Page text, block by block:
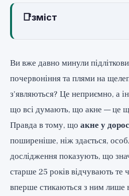
📑зміст
у жінок
Основні місцеві
працюють (🟢)
Як використовувати,
шкіру
Гормональне акне у
через лікаря (🟢)
Дієта та спосіб
відомо, чесно (🟡)
Ви вже давно минули
почервоніння та плями на
з'являються? Це неприємно, а
що всі думають, що акне — це
Правда в тому, що акне у
поширеніше, ніж здається,
дослідження показують, що
старше 25 років відчувають те
вперше стикаються з ним лише